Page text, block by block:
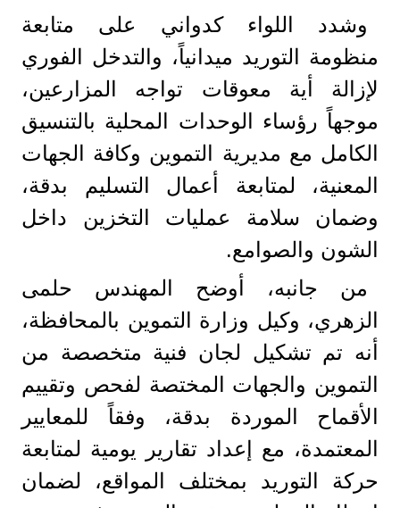
وشدد اللواء كدواني على متابعة
منظومة التوريد ميدانياً، والتدخل الفوري
لإزالة أية معوقات تواجه المزارعين،
موجهاً رؤساء الوحدات المحلية بالتنسيق
الكامل مع مديرية التموين وكافة الجهات
المعنية، لمتابعة أعمال التسليم بدقة،
وضمان سلامة عمليات التخزين داخل
الشون والصوامع.
من جانبه، أوضح المهندس حلمى
الزهري، وكيل وزارة التموين بالمحافظة،
أنه تم تشكيل لجان فنية متخصصة من
التموين والجهات المختصة لفحص وتقييم
الأقماح الموردة بدقة، وفقاً للمعايير
المعتمدة، مع إعداد تقارير يومية لمتابعة
حركة التوريد بمختلف المواقع، لضمان